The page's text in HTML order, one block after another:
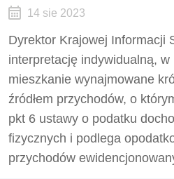
14 sie 2023
Dyrektor Krajowej Informacji
interpretację indywidualną, w
mieszkanie wynajmowane
źródłem przychodów, o
pkt 6 ustawy o podatku
fizycznych i podlega
przychodów